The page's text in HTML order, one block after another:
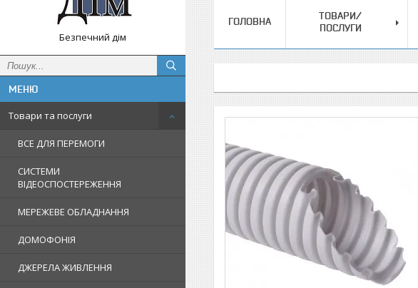
Безпечний дім
Товари та послуги
ВСЕ ДЛЯ ПЕРЕМОГИ
СИСТЕМИ
ВІДЕОСПОСТЕРЕЖЕННЯ
МЕРЕЖЕВЕ ОБЛАДНАННЯ
ДОМОФОНІЯ
ДЖЕРЕЛА ЖИВЛЕННЯ
ГОЛОВНА
ТОВАРИ/
ПОСЛУГИ